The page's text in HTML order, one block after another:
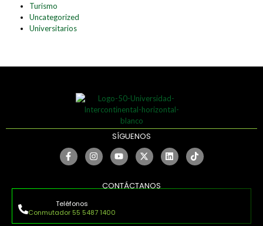
Turismo
Uncategorized
Universitarios
SÍGUENOS
CONTÁCTANOS
Teléfonos
Conmutador 55 5487 1400